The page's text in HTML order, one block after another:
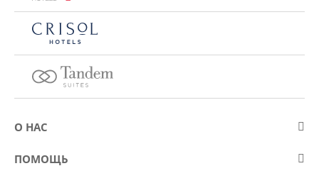
О НАС
О компании Eurostars Hotel Company
ПОМОЩЬ